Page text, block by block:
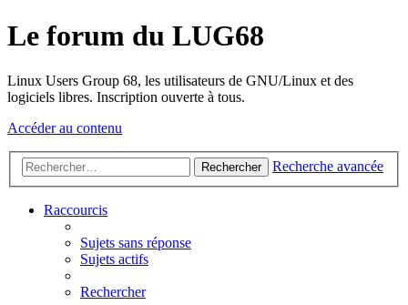
Le forum du LUG68
Linux Users Group 68, les utilisateurs de GNU/Linux et des
logiciels libres. Inscription ouverte à tous.
Accéder au contenu
Rechercher Recherche avancée
Raccourcis
Sujets sans réponse
Sujets actifs
Rechercher